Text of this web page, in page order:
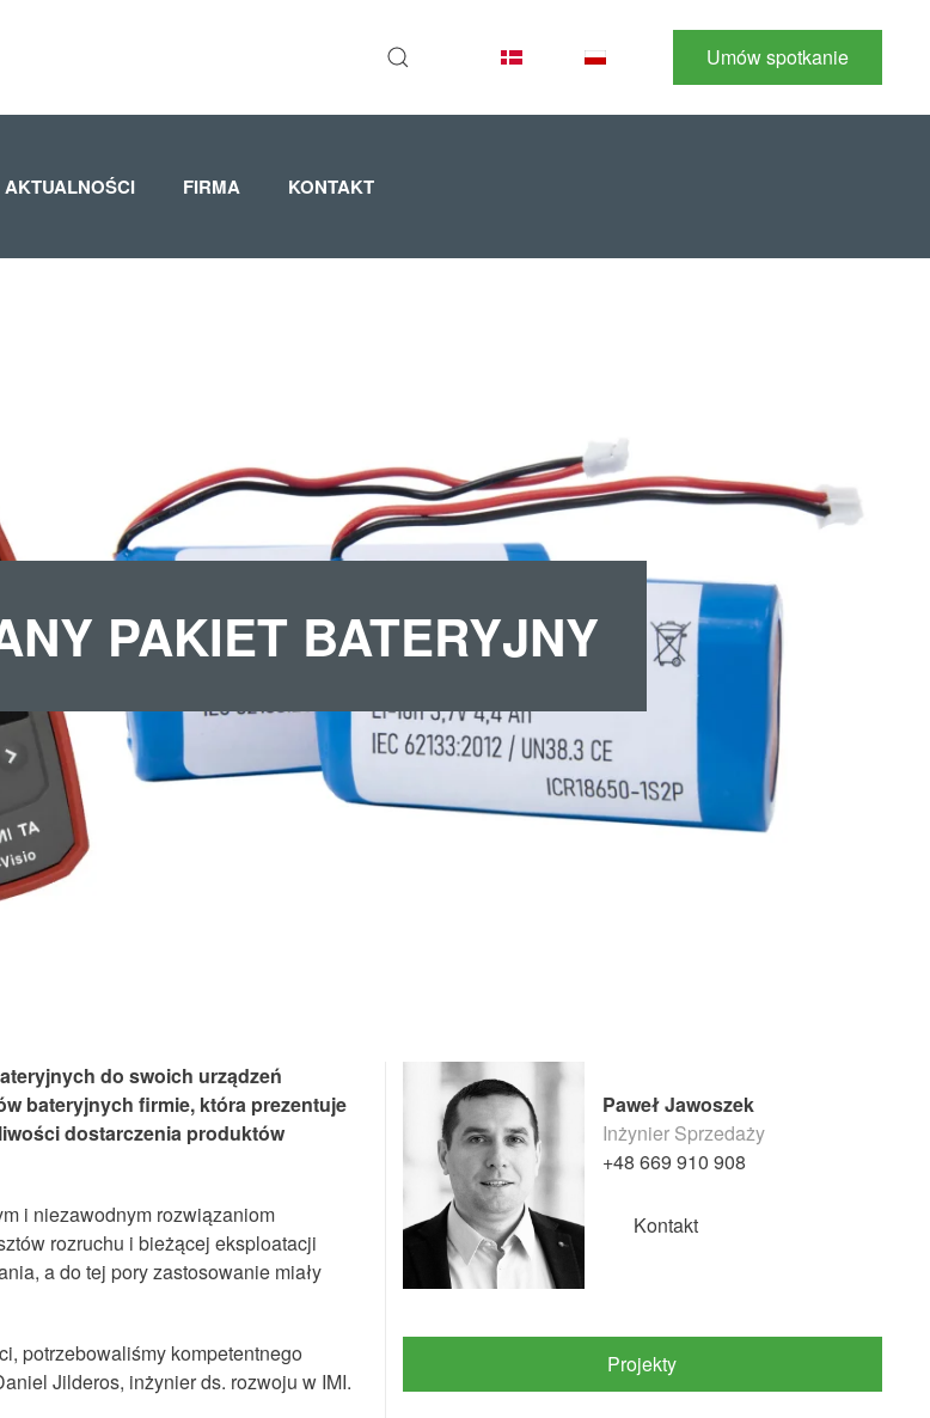
Umów spotkanie
AKTUALNOŚCI FIRMA KONTAKT
PAKIET BATERYJNY
do swoich urządzeń
bateryjnych firmie, która prezentuje
dostarczenia produktów
i niezawodnym rozwiązaniom
rozruchu i bieżącej eksploatacji
a do tej pory zastosowanie miały
potrzebowaliśmy kompetentnego
Jilderos, inżynier ds. rozwoju w IMI.
Paweł Jawoszek
Inżynier Sprzedaży
+48 669 910 908
Kontakt
Projekty